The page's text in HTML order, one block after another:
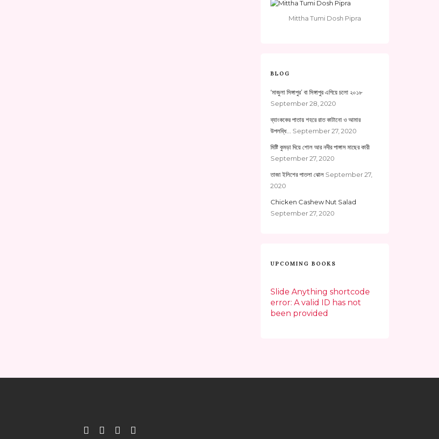
Mittha Tumi Dosh Pipra
BLOG
‘মাজুলা সিঙ্গাপুর’ বা সিঙ্গাপুর এগিয়ে চলো ২০১৮
September 28, 2020
ব্যাংককের পাতায় শহরে রাত কাটানো ও আমার
উপলব্ধি…
September 27, 2020
মিষ্টি কুমড়া দিয়ে শোল আর নদীর পাঙ্গাস মাছের কারী
September 27, 2020
তাজা ইলিশের পাতলা ঝোল September 27,
2020
Chicken Cashew Nut Salad
September 27, 2020
UPCOMING BOOKS
Slide Anything shortcode
error: A valid ID has not
been provided